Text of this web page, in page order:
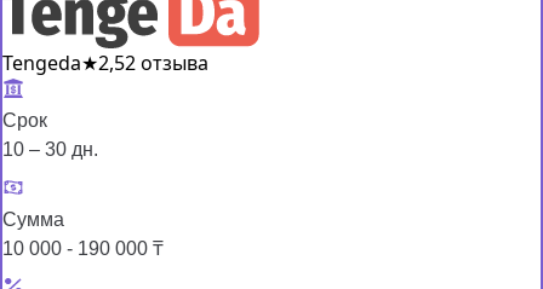
Tengeda★2,52 отзыва
Срок
10 – 30 дн.
Сумма
10 000 - 190 000 ₸